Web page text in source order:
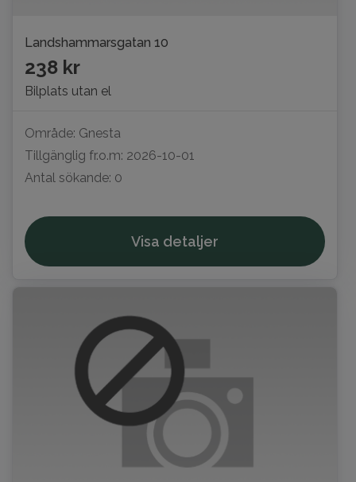
Landshammarsgatan 10
238 kr
Bilplats utan el
Område: Gnesta
Tillgänglig fr.o.m: 2026-10-01
Antal sökande: 0
Visa detaljer